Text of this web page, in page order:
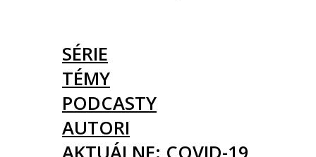
SÉRIE
TÉMY
PODCASTY
AUTORI